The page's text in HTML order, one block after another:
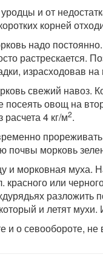
и от
корней
надо
растрескается.
израсходовав на
свежий навоз.
овощ на
расчета 4 кг/м2.
почвы морковь
и морковная муха.
красного или
разложить
и летят
и о севообороте,